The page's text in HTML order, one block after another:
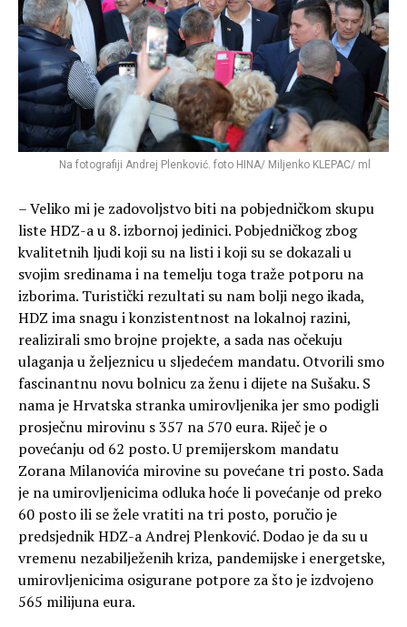
Na fotografiji Andrej Plenković. foto HINA/ Miljenko KLEPAC/ ml
– Veliko mi je zadovoljstvo biti na pobjedničkom skupu
liste HDZ-a u 8. izbornoj jedinici. Pobjedničkog zbog
kvalitetnih ljudi koji su na listi i koji su se dokazali u
svojim sredinama i na temelju toga traže potporu na
izborima. Turistički rezultati su nam bolji nego ikada,
HDZ ima snagu i konzistentnost na lokalnoj razini,
realizirali smo brojne projekte, a sada nas očekuju
ulaganja u željeznicu u sljedećem mandatu. Otvorili smo
fascinantnu novu bolnicu za ženu i dijete na Sušaku. S
nama je Hrvatska stranka umirovljenika jer smo podigli
prosječnu mirovinu s 357 na 570 eura. Riječ je o
povećanju od 62 posto. U premijerskom mandatu
Zorana Milanovića mirovine su povećane tri posto. Sada
je na umirovljenicima odluka hoće li povećanje od preko
60 posto ili se žele vratiti na tri posto, poručio je
predsjednik HDZ-a Andrej Plenković. Dodao je da su u
vremenu nezabilježenih kriza, pandemijske i energetske,
umirovljenicima osigurane potpore za što je izdvojeno
565 milijuna eura.